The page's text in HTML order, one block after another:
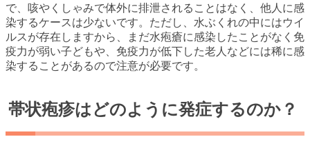
で、咳やくしゃみで体外に排泄されることはなく、他人に感
染するケースは少ないです。ただし、水ぶくれの中にはウイ
ルスが存在しますから、まだ水疱瘡に感染したことがなく免
疫力が弱い子どもや、免疫力が低下した老人などには稀に感
染することがあるので注意が必要です。
帯状疱疹はどのように発症するのか？